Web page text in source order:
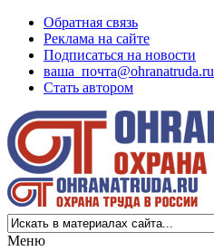
Обратная связь
Реклама на сайте
Подписаться на новости
ваша_почта@ohranatruda.ru
Стать автором
Меню